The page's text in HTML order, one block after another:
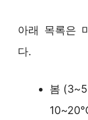
아래 목록은
다.
봄